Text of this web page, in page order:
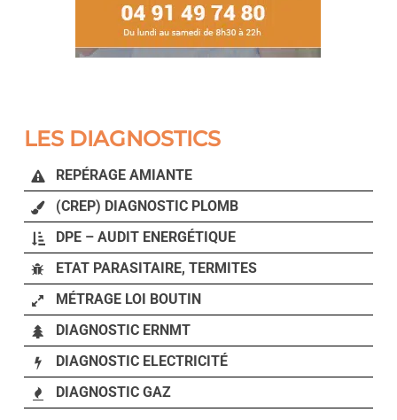
LES DIAGNOSTICS
REPÉRAGE AMIANTE
(CREP) DIAGNOSTIC PLOMB
DPE – AUDIT ENERGÉTIQUE
ETAT PARASITAIRE, TERMITES
MÉTRAGE LOI BOUTIN
DIAGNOSTIC ERNMT
DIAGNOSTIC ELECTRICITÉ
DIAGNOSTIC GAZ